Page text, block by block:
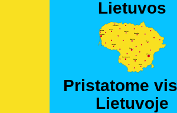
Lietuvos
Pristatome
Lietuvoje